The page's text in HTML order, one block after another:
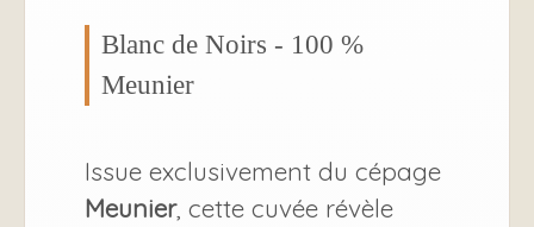
Blanc de Noirs - 100 %
Meunier
Issue exclusivement du cépage
Meunier, cette cuvée révèle